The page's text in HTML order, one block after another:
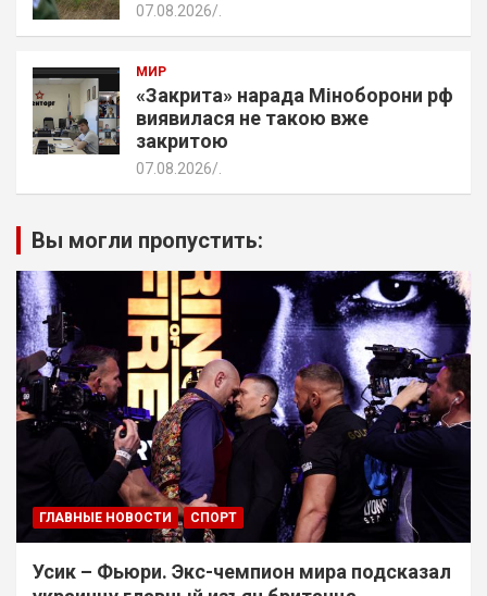
07.08.2026
МИР
«Закрита» нарада Міноборони рф
виявилася не такою вже
закритою
07.08.2026
Вы могли пропустить:
ГЛАВНЫЕ НОВОСТИ СПОРТ
Усик – Фьюри. Экс-чемпион мира подсказал